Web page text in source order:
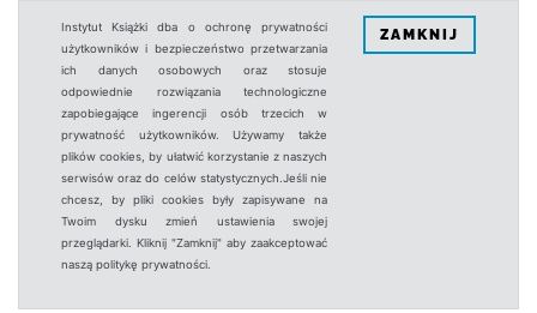
Instytut Książki dba o ochronę prywatności
użytkowników i bezpieczeństwo przetwarzania
ich danych osobowych oraz stosuje
odpowiednie rozwiązania technologiczne
zapobiegające ingerencji osób trzecich w
prywatność użytkowników. Używamy także
plików cookies, by ułatwić korzystanie z naszych
serwisów oraz do celów statystycznych.Jeśli nie
chcesz, by pliki cookies były zapisywane na
Twoim dysku zmień ustawienia swojej
przeglądarki. Kliknij "Zamknij" aby zaakceptować
naszą politykę prywatności.
ZAMKNIJ